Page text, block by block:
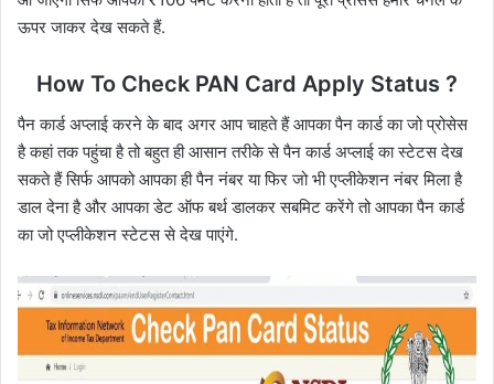
ऊपर जाकर देख सकते हैं.
How To Check PAN Card Apply Status ?
पैन कार्ड अप्लाई करने के बाद अगर आप चाहते हैं आपका पैन कार्ड का जो प्रोसेस
है कहां तक पहुंचा है तो बहुत ही आसान तरीके से पैन कार्ड अप्लाई का स्टेटस देख
सकते हैं सिर्फ आपको आपका ही पैन नंबर या फिर जो भी एप्लीकेशन नंबर मिला है
डाल देना है और आपका डेट ऑफ बर्थ डालकर सबमिट करेंगे तो आपका पैन कार्ड
का जो एप्लीकेशन स्टेटस से देख पाएंगे.